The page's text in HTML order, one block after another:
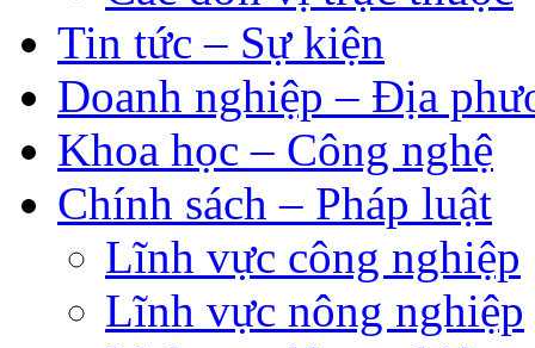
Tin tức – Sự kiện
Doanh nghiệp – Địa
Khoa học – Công nghệ
Chính sách – Pháp luật
Lĩnh vực công nghiệp
Lĩnh vực nông nghiệp